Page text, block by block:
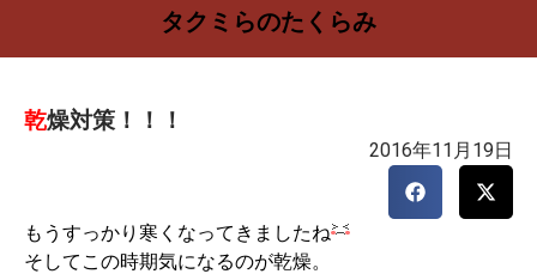
タクミらのたくらみ
乾燥対策！！！
2016年11月19日
もうすっかり寒くなってきましたね
そしてこの時期気になるのが乾燥。